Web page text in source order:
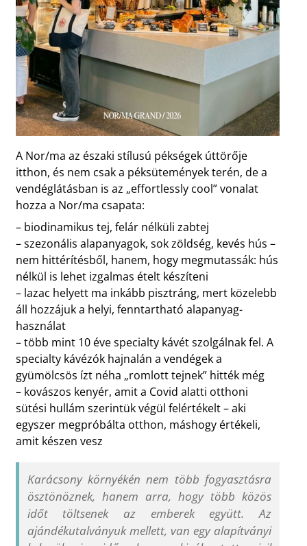
A Nor/ma az északi stílusú pékségek úttörője
itthon, és nem csak a péksütemények terén, de a
vendéglátásban is az „effortlessly cool” vonalat
hozza a Nor/ma csapata:
– biodinamikus tej, felár nélküli zabtej
– szezonális alapanyagok, sok zöldség, kevés hús –
nem hittérítésből, hanem, hogy megmutassák: hús
nélkül is lehet izgalmas ételt készíteni
– lazac helyett ma inkább pisztráng, mert közelebb
áll hozzájuk a helyi, fenntartható alapanyag-
használat
– több mint 10 éve specialty kávét szolgálnak fel. A
specialty kávézók hajnalán a vendégek a
gyümölcsös ízt néha „romlott tejnek” hitték még
– kovászos kenyér, amit a Covid alatti otthoni
sütési hullám szerintük végül felértékelt – aki
egyszer megpróbálta otthon, máshogy értékeli,
amit készen vesz
Karácsony környékén nem több fogyasztásra
ösztönöznek, hanem arra, hogy több közös
időt töltsenek az emberek együtt. Az
ajándékutalványuk mellett, van egy alapítványi